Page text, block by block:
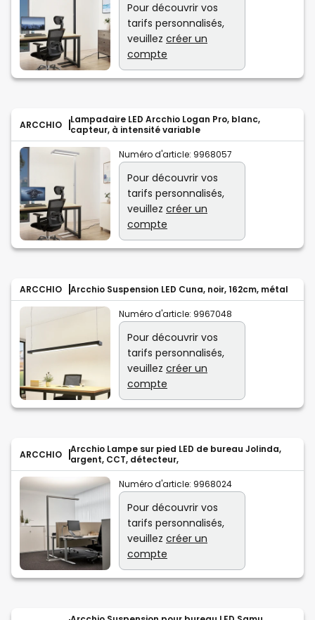
Pour découvrir vos
tarifs personnalisés,
veuillez créer un
compte
ARCCHIO
Lampadaire LED Arcchio Logan Pro, blanc,
capteur, à intensité variable
Numéro d'article: 9968057
Pour découvrir vos
tarifs personnalisés,
veuillez créer un
compte
ARCCHIO Arcchio Suspension LED Cuna, noir, 162cm, métal
Numéro d'article: 9967048
Pour découvrir vos
tarifs personnalisés,
veuillez créer un
compte
ARCCHIO
Arcchio Lampe sur pied LED de bureau Jolinda,
argent, CCT, détecteur,
Numéro d'article: 9968024
Pour découvrir vos
tarifs personnalisés,
veuillez créer un
compte